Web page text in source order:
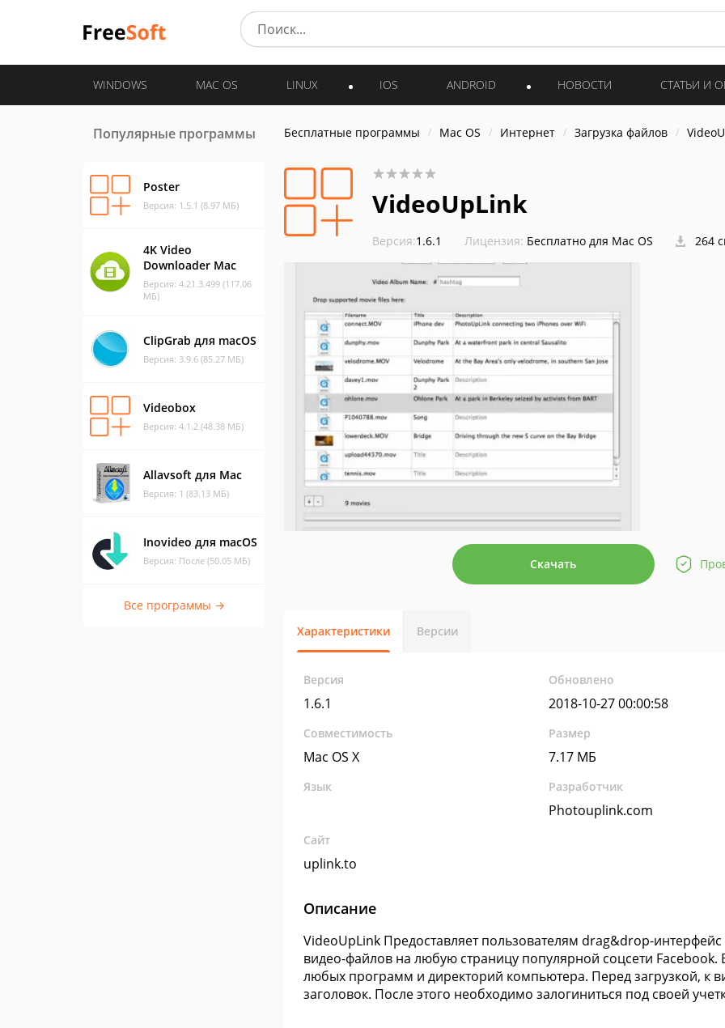
WINDOWS MAC OS LINUX IOS ANDROID НОВОСТИ СТАТЬИ И
Популярные программы
Poster
Версия: 1.5.1 (8.97 МБ)
4K Video
Downloader Mac
Версия: 4.21.3.499 (117.06
МБ)
ClipGrab для macOS
Версия: 3.9.6 (85.27 МБ)
Videobox
Версия: 4.1.2 (48.38 МБ)
Allavsoft для Mac
Версия: 1 (83.13 МБ)
Inovideo для macOS
Версия: После (50.05 МБ)
Все программы →
Бесплатные программы Mac OS Интернет Загрузка файлов
VideoUpLink
Версия:1.6.1 Лицензия: Бесплатно для Mac OS 264
Скачать
Характеристики Версии
Версия
1.6.1
Обновлено
2018-10-27 00:00:58
Совместимость
Mac OS X
Размер
7.17 МБ
Язык Разработчик
Photouplink.com
Сайт
uplink.to
Описание
VideoUpLink Предоставляет пользователям drag&drop-интерфейс
видео-файлов на любую страницу популярной соцсети
любых программ и директорий компьютера. Перед загрузкой, к
заголовок. После этого необходимо залогиниться под своей